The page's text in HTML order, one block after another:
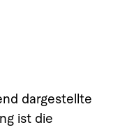
dargestellte
ist die